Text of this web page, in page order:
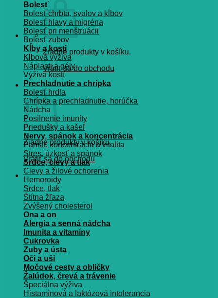
Žiadne produkty v košíku.
Vrátiť sa do obchodu
Košík
Žiadne produkty v košíku.
Vrátiť sa do obchodu
Bolesť
Bolesť chrbta, svalov a kĺbov
Bolesť hlavy a migréna
Bolesť pri menštruácii
Bolesť zubov
Kĺby a kosti
Kĺbová výživa
Náplasti a gély
Výživa kostí
Prechladnutie a chrípka
Bolesť hrdla
Chrípka a prechladnutie, horúčka
Nádcha
Posilnenie imunity
Priedušky a kašeľ
Nervy, spánok a koncentrácia
Pamät, koncentrácia a vitalita
Stres, úzkosť a spánok
Srdce, cievy a tlak
Cievy a žilové ochorenia
Hemoroidy
Srdce, tlak
Štítna žľaza
Zvýšený cholesterol
Ona a on
Alergia a senná nádcha
Imunita a vitamíny
Cukrovka
Zuby a ústa
Oči a uši
Močové cesty a obličky
Žalúdok, črevá a trávenie
Špeciálna výživa
Histamínová a laktózová intolerancia